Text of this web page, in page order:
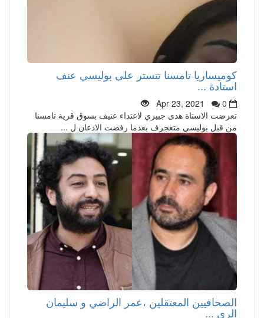
كوميساريا تامسنا تتستر على بوليسي عنف
استادة ...
Apr 23, 2021
0
تعرضت الاستاة هدى جبيري لاعتداء عنيف بسوق قرية تامسنا
من قبل بوليسي متعجرف بعدما رفضت الادعان ل ...
الصحافيين المعتقلين ،عمر الراضي و سليمان
الري ...